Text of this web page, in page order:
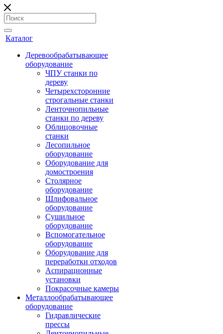
Каталог
Деревообрабатывающее
оборудование
ЧПУ станки по
дереву
Четырехсторонние
строгальные станки
Ленточнопильные
станки по дереву
Облицовочные
станки
Лесопильное
оборудование
Оборудование для
домостроения
Столярное
оборудование
Шлифовальное
оборудование
Сушильное
оборудование
Вспомогательное
оборудование
Оборудование для
переработки отходов
Аспирационные
установки
Покрасочные камеры
Металлообрабатывающее
оборудование
Гидравлические
прессы